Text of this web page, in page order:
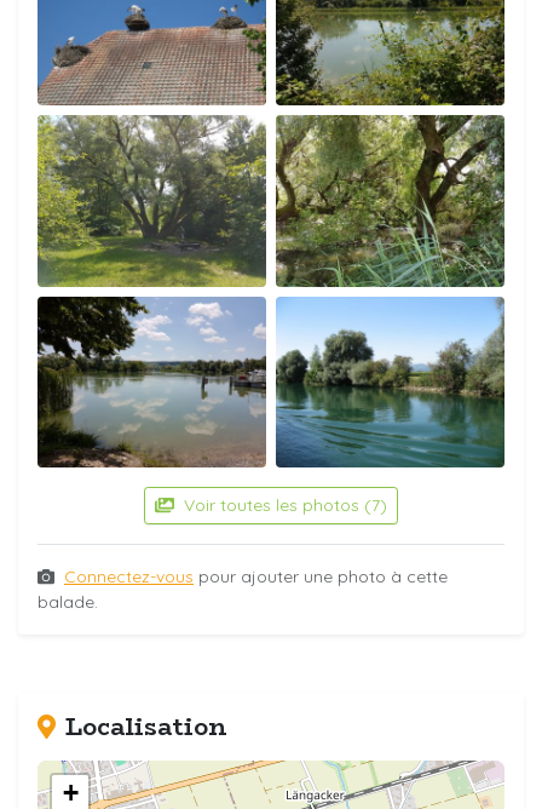
Voir toutes les photos (7)
Connectez-vous pour ajouter une photo à cette
balade.
Localisation
+